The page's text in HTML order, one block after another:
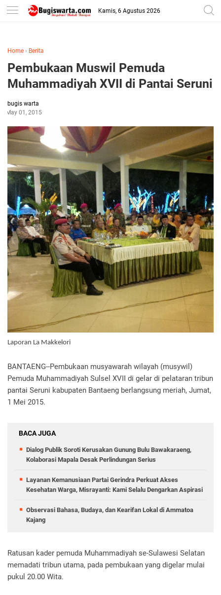
-->
Kamis, 6 Agustus 2026
Home › Berita
Pembukaan Muswil Pemuda
Muhammadiyah XVII di Pantai Seruni
bugis warta
May 01, 2015
Laporan La Makkelori
BANTAENG--Pembukaan musyawarah wilayah (musywil)
Pemuda Muhammadiyah Sulsel XVII di gelar di pelataran tribun
pantai Seruni kabupaten Bantaeng berlangsung meriah, Jumat,
1 Mei 2015.
BACA JUGA
Dialog Publik Soroti Kerusakan Gunung Bulu Bawakaraeng,
Kolaborasi Mapala Desak Perlindungan Serius
Layanan Kemanusiaan Partai Gerindra Perkuat Akses
Kesehatan Warga, Misrayanti: Kami Selalu Dengarkan Aspirasi
Observasi Bahasa, Budaya, dan Kearifan Lokal di Ammatoa
Kajang
Ratusan kader pemuda Muhammadiyah se-Sulawesi Selatan
memadati tribun utama, pada pembukaan yang digelar mulai
pukul 20.00 Wita.